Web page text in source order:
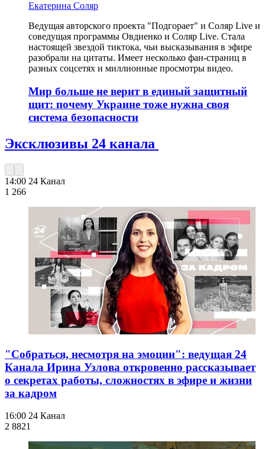
Екатерина Соляр
Ведущая авторского проекта "Подгорает" и Соляр Live и
соведущая программы Овдиенко и Соляр Live. Стала
настоящей звездой тиктока, чьи высказывания в эфире
разобрали на цитаты. Имеет несколько фан-страниц в
разных соцсетях и миллионные просмотры видео.
Мир больше не верит в единый защитный
щит: почему Украине тоже нужна своя
система безопасности
Эксклюзивы 24 канала
14:00 24 Канал
1 266
"Собраться, несмотря на эмоции": ведущая 24
Канала Ирина Узлова откровенно рассказывает
о секретах работы, сложностях в эфире и жизни
за кадром
16:00 24 Канал
2 8821